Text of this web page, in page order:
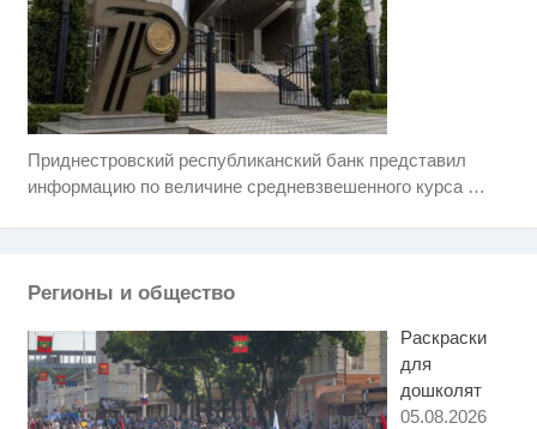
Приднестровский республиканский банк представил
информацию по величине средневзвешенного курса …
Регионы и общество
Раскраски
для
дошколят
05.08.2026
i
Ржу не переставая, это видео
Ролик из Омска: вы будете
Ролик длится пару секунд, но